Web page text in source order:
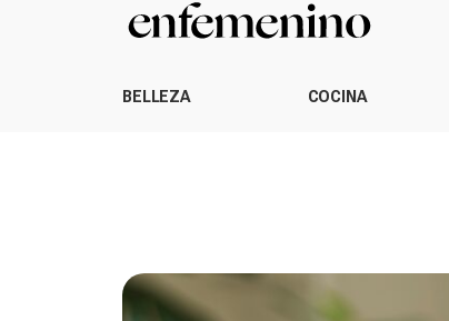
BELLEZA COCINA